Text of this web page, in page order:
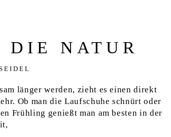
DIE NATUR
länger werden, zieht es einen direkt
Ob man die Laufschuhe schnürt oder
Frühling genießt man am besten in der